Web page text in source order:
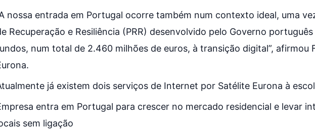
nossa entrada em Portugal ocorre também num contexto ideal, uma
Recuperação e Resiliência (PRR) desenvolvido pelo Governo
num total de 2.460 milhões de euros, à transição digital”, afirmou
já existem dois serviços de Internet por Satélite Eurona à
entra em Portugal para crescer no mercado residencial e levar
sem ligação